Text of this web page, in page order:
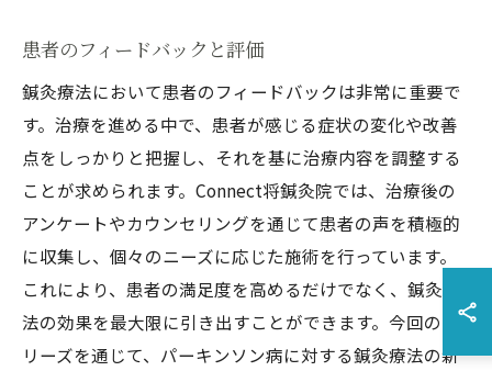
患者のフィードバックと評価
鍼灸療法において患者のフィードバックは非常に重要で
す。治療を進める中で、患者が感じる症状の変化や改善
点をしっかりと把握し、それを基に治療内容を調整する
ことが求められます。Connect将鍼灸院では、治療後の
アンケートやカウンセリングを通じて患者の声を積極的
に収集し、個々のニーズに応じた施術を行っています。
これにより、患者の満足度を高めるだけでなく、鍼灸療
法の効果を最大限に引き出すことができます。今回のシ
リーズを通じて、パーキンソン病に対する鍼灸療法の新